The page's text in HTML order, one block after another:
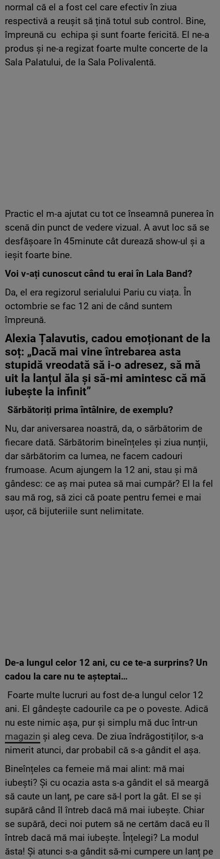
normal că el a fost cel care efectiv în ziua
respectivă a reușit să țină totul sub control. Bine,
împreună cu echipa și sunt foarte fericită. El ne-a
produs și ne-a regizat foarte multe concerte de la
Sala Palatului, de la Sala Polivalentă.
Practic el m-a ajutat cu tot ce înseamnă punerea în
scenă din punct de vedere vizual. A avut loc să se
desfășoare în 45minute cât durează show-ul și a
ieșit foarte bine.
Voi v-ați cunoscut când tu erai în Lala Band?
Da, el era regizorul serialului Pariu cu viața. În
octombrie se fac 12 ani de când suntem
împreună.
Alexia Țalavutis, cadou emoționant de la
soț: „Dacă mai vine întrebarea asta
stupidă vreodată să i-o adresez, să mă
uit la lanțul ăla și să-mi amintesc că mă
iubește la infinit”
Sărbătoriți prima întâlnire, de exemplu?
Nu, dar aniversarea noastră, da, o sărbătorim de
fiecare dată. Sărbătorim bineînțeles și ziua nunții,
dar sărbătorim ca lumea, ne facem cadouri
frumoase. Acum ajungem la 12 ani, stau și mă
gândesc: ce aș mai putea să mai cumpăr? El la fel
sau mă rog, să zici că poate pentru femei e mai
ușor, că bijuteriile sunt nelimitate.
De-a lungul celor 12 ani, cu ce te-a surprins? Un
cadou la care nu te așteptai…
Foarte multe lucruri au fost de-a lungul celor 12
ani. El gândește cadourile ca pe o poveste. Adică
nu este nimic așa, pur și simplu mă duc într-un
magazin și aleg ceva. De ziua îndrăgostiților, s-a
nimerit atunci, dar probabil că s-a gândit el așa.
Bineînțeles ca femeie mă mai alint: mă mai
iubești? Și cu ocazia asta s-a gândit el să meargă
să caute un lanț, pe care să-l port la gât. El se și
supără când îl întreb dacă mă mai iubește. Chiar
se supără, deci noi putem să ne certăm dacă eu îl
întreb dacă mă mai iubește. Înțelegi? La modul
ăsta! Și atunci s-a gândit să-mi cumpere un lanț pe